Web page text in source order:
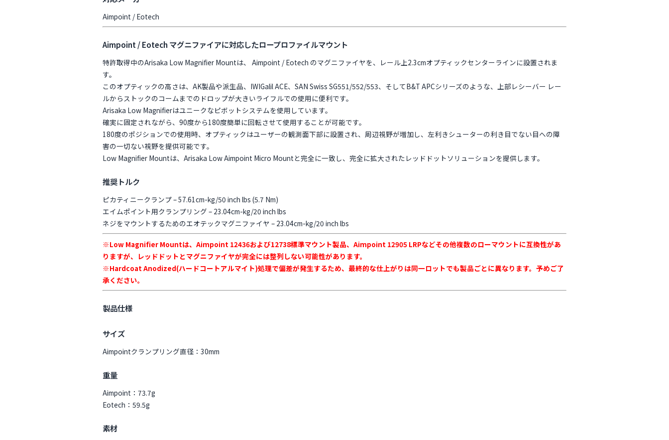
Aimpoint / Eotech
Aimpoint / Eotech マグニファイアに対応したロープロファイルマウント
特許取得中のArisaka Low Magnifier Mountは、 Aimpoint / Eotech のマグニファイヤを、レール上2.3cmオプティックセンターラインに設置されま
す。
このオプティックの高さは、AK製品や派生品、IWIGalil ACE、SAN Swiss SG551/552/553、そしてB&T APCシリーズのような、上部レシーバー レー
ルからストックのコームまでのドロップが大きいライフルでの使用に便利です。
Arisaka Low Magnifierはユニークなピボットシステムを使用しています。
確実に固定されながら、90度から180度簡単に回転させて使用することが可能です。
180度のポジションでの使用時、オプティックはユーザーの観測面下部に設置され、周辺視野が増加し、左利きシューターの利き目でない目への障
害の一切ない視野を提供可能です。
Low Magnifier Mountは、Arisaka Low Aimpoint Micro Mountと完全に一致し、完全に拡大されたレッドドットソリューションを提供します。
推奨トルク
ピカティニークランプ – 57.61cm-kg/50 inch lbs (5.7 Nm)
エイムポイント用クランプリング – 23.04cm-kg/20 inch lbs
ネジをマウントするためのエオテックマグニファイヤ – 23.04cm-kg/20 inch lbs
※Low Magnifier Mountは、Aimpoint 12436および12738標準マウント製品、Aimpoint 12905 LRPなどその他複数のローマウントに互換性があ
りますが、レッドドットとマグニファイヤが完全には整列しない可能性があります。
※Hardcoat Anodized(ハードコートアルマイト)処理で偏差が発生するため、最終的な仕上がりは同一ロットでも製品ごとに異なります。予めご了
承ください。
製品仕様
サイズ
Aimpointクランプリング直径：30mm
重量
Aimpoint：73.7g
Eotech：59.5g
素材